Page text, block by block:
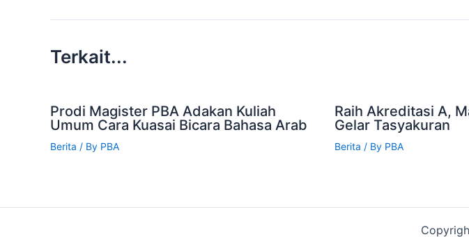
Terkait...
Prodi Magister PBA Adakan Kuliah
Umum Cara Kuasai Bicara Bahasa Arab
Berita / By PBA
Raih Akreditasi A,
Gelar Tasyakuran
Berita / By PBA